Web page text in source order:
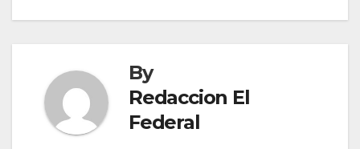
c
By
Redaccion El
Federal